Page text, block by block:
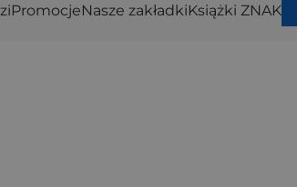
PromocjeNasze zakładkiKsiążki ZNAK